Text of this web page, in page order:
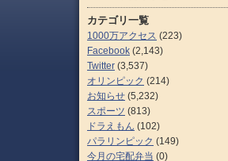
カテゴリ一覧
1000万アクセス (223)
Facebook (2,143)
Twitter (3,537)
オリンピック (214)
お知らせ (5,232)
スポーツ (813)
ドラえもん (102)
パラリンピック (149)
今月の宅配弁当 (0)